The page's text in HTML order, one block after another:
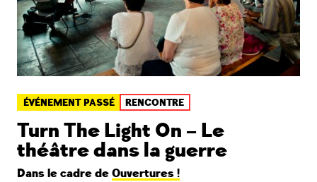
ÉVÉNEMENT PASSÉ RENCONTRE
Turn The Light On – Le
théâtre dans la guerre
Dans le cadre de Ouvertures !